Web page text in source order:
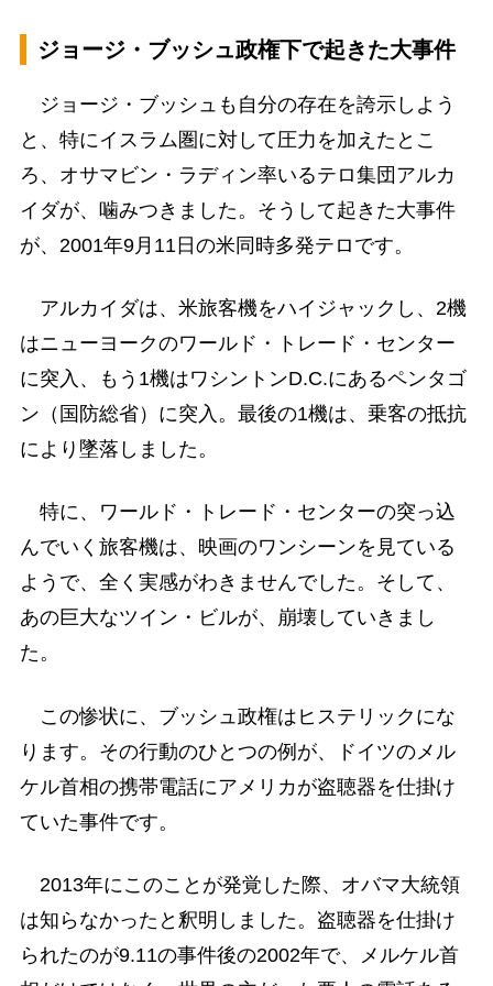
ジョージ・ブッシュ政権下で起きた大事件
ジョージ・ブッシュも自分の存在を誇示しよう
と、特にイスラム圏に対して圧力を加えたとこ
ろ、オサマビン・ラディン率いるテロ集団アルカ
イダが、噛みつきました。そうして起きた大事件
が、2001年9月11日の米同時多発テロです。
アルカイダは、米旅客機をハイジャックし、2機
はニューヨークのワールド・トレード・センター
に突入、もう1機はワシントンD.C.にあるペンタゴ
ン（国防総省）に突入。最後の1機は、乗客の抵抗
により墜落しました。
特に、ワールド・トレード・センターの突っ込
んでいく旅客機は、映画のワンシーンを見ている
ようで、全く実感がわきませんでした。そして、
あの巨大なツイン・ビルが、崩壊していきまし
た。
この惨状に、ブッシュ政権はヒステリックにな
ります。その行動のひとつの例が、ドイツのメル
ケル首相の携帯電話にアメリカが盗聴器を仕掛け
ていた事件です。
2013年にこのことが発覚した際、オバマ大統領
は知らなかったと釈明しました。盗聴器を仕掛け
られたのが9.11の事件後の2002年で、メルケル首